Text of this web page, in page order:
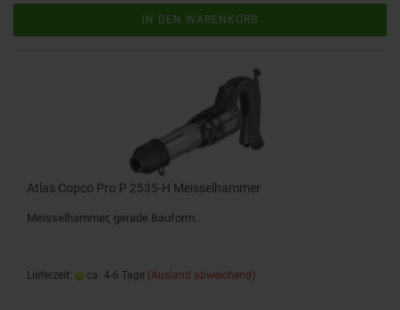
IN DEN WARENKORB
Atlas Copco Pro P 2535-H Meisselhammer
Meisselhammer, gerade Bauform.
Lieferzeit: ca. 4-6 Tage (Ausland abweichend)